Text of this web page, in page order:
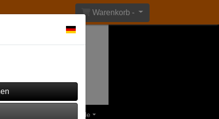
Warenkorb -
Olsberg Ersatzteile